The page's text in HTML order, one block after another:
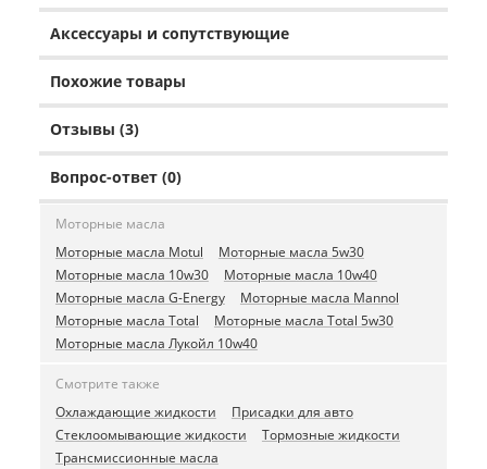
Аксессуары и сопутствующие
Похожие товары
Отзывы (3)
Вопрос-ответ (0)
Моторные масла
Моторные масла Motul
Моторные масла 5w30
Моторные масла 10w30
Моторные масла 10w40
Моторные масла G-Energy
Моторные масла Mannol
Моторные масла Total
Моторные масла Total 5w30
Моторные масла Лукойл 10w40
Смотрите также
Охлаждающие жидкости
Присадки для авто
Стеклоомывающие жидкости
Тормозные жидкости
Трансмиссионные масла